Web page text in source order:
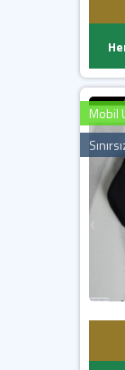
Mobil